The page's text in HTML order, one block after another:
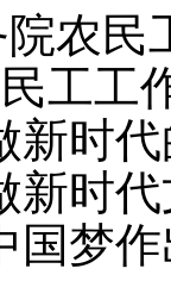
农民
工工
新时
新时
国梦